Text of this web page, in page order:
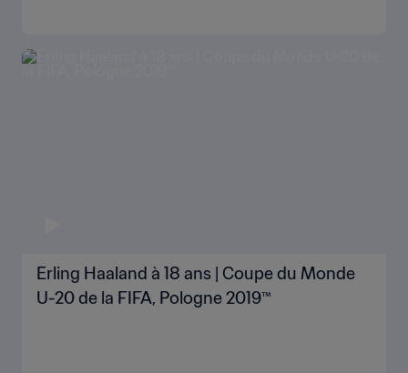
Erling Haaland à 18 ans | Coupe du Monde
U-20 de la FIFA, Pologne 2019™